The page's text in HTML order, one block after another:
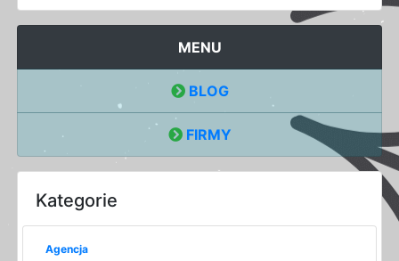
MENU
BLOG
FIRMY
Kategorie
Agencja